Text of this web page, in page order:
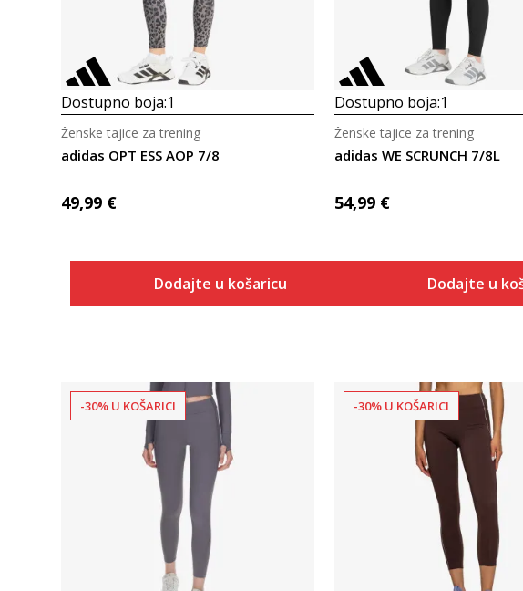
Dostupno boja:1
adidas OPT ESS AOP 7/8
Ženske tajice za trening
49,99 €
Dodajte u košaricu
Dostupno boja:1
adidas WE SCRUNCH 7/8L
Ženske tajice za trening
54,99 €
Dodajte u
Uporedi
-30% U KOŠARICI
Uporedi
-30% U KOŠARICI